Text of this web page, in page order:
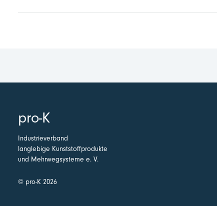
pro-K
Industrieverband
langlebige Kunststoffprodukte
und Mehrwegsysteme e. V.
© pro-K 2026